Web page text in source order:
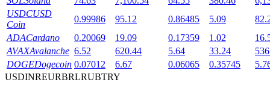
BTR-låsningar
Exklusiva investeringar för BTR-innehavare
USDCUSD
Coin
0.99986 95.12 0.86485 5.09
ADACardano 0.20069 19.09 0.17359 1.02
AVAXAvalanche 6.52 620.44 5.64 33.24
DOGEDogecoin 0.07012 6.67 0.06065 0.35745
USDINREURBRLRUBTRY